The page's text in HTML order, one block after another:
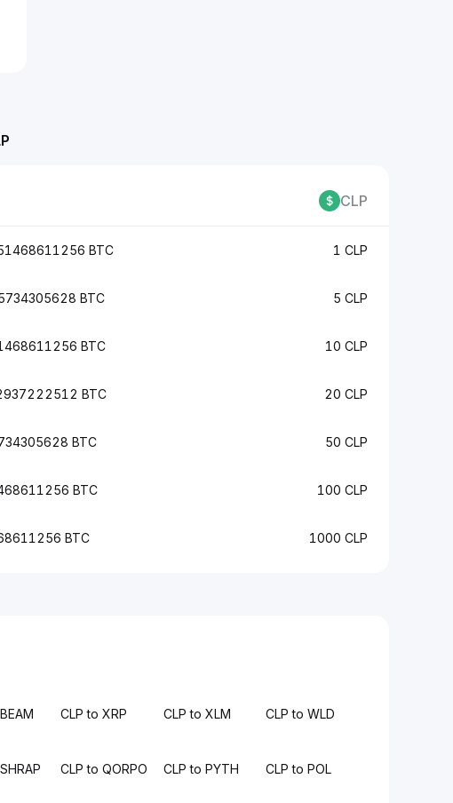
CLP
BTC 1 CLP
BTC 5 CLP
BTC 10 CLP
BTC 20 CLP
BTC 50 CLP
BTC 100 CLP
BTC 1000 CLP
CLP to XRP CLP to XLM CLP to WLD
CLP to QORPO CLP to PYTH CLP to POL